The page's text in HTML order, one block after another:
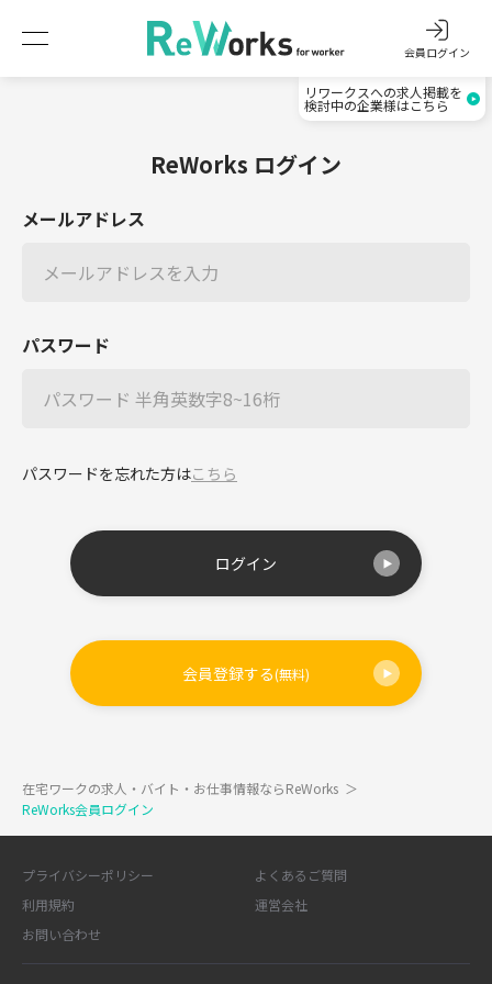
会員ログイン
リワークスへの求人掲載を
検討中の企業様はこちら
ReWorks ログイン
メールアドレス
パスワード
パスワードを忘れた方はこちら
ログイン
会員登録する(無料)
在宅ワークの求人・バイト・お仕事情報ならReWorks ＞
ReWorks会員ログイン
プライバシーポリシー
よくあるご質問
利用規約
運営会社
お問い合わせ